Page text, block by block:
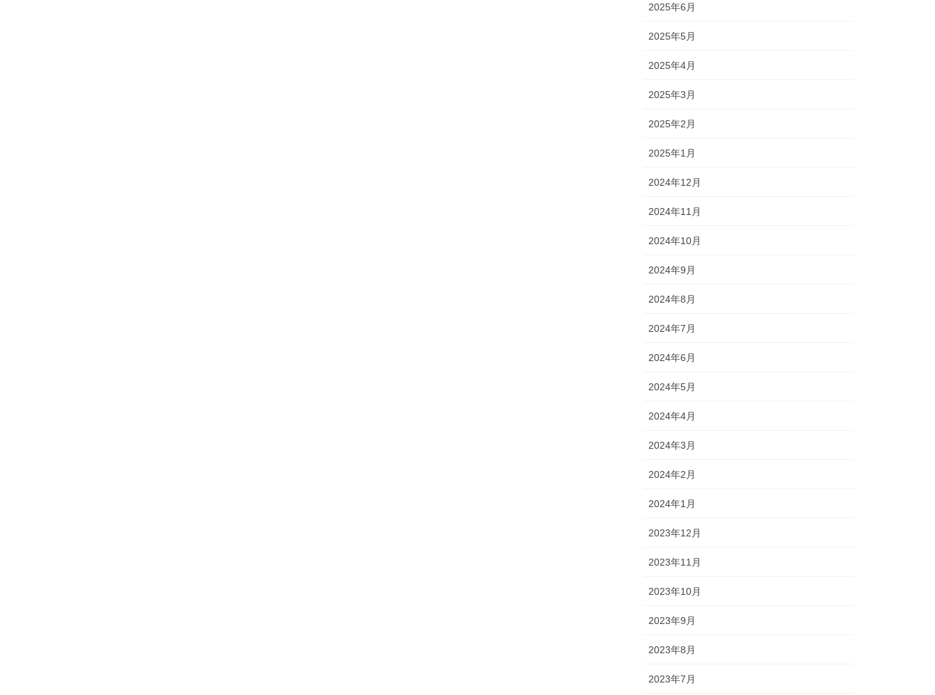
2025年6月
2025年5月
2025年4月
2025年3月
2025年2月
2025年1月
2024年12月
2024年11月
2024年10月
2024年9月
2024年8月
2024年7月
2024年6月
2024年5月
2024年4月
2024年3月
2024年2月
2024年1月
2023年12月
2023年11月
2023年10月
2023年9月
2023年8月
2023年7月